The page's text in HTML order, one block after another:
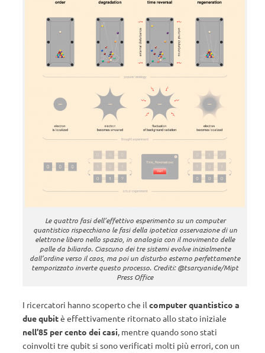
Le quattro fasi dell’effettivo esperimento su un computer
quantistico rispecchiano le fasi della ipotetica osservazione di un
elettrone libero nello spazio, in analogia con il movimento delle
palle da biliardo. Ciascuno dei tre sistemi evolve inizialmente
dall’ordine verso il caos, ma poi un disturbo esterno perfettamente
temporizzato inverte questo processo. Crediti: @tsarcyanide/Mipt
Press Office
I ricercatori hanno scoperto che il computer quantistico a
due qubitè effettivamente ritornato allo stato iniziale
nell’85 per cento dei casi, mentre quando sono stati
coinvolti tre qubit si sono verificati molti più errori, con un